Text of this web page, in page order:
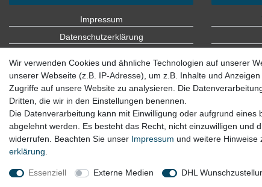
Impressum
Datenschutzerklärung
Kontakt
Wir verwenden Cookies und ähnliche Technologien auf unserer
unserer Webseite (z.B. IP-Adresse), um z.B. Inhalte und
Zugriffe auf unsere Website zu analysieren. Die
Dritten, die wir in den Einstellungen benennen.
Die Datenverarbeitung kann mit Einwilligung oder aufgrund
abgelehnt werden. Es besteht das Recht, nicht einzuwilligen und
widerrufen. Beachten Sie unser Impressum und weitere Hinweise
erklärung
Essenziell Externe Medien DHL